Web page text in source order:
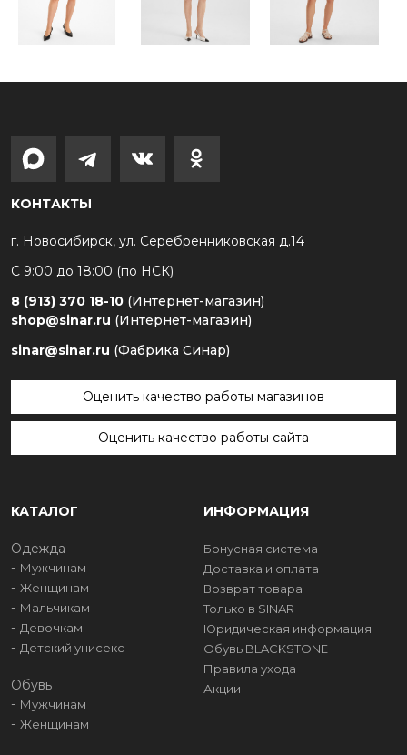
КОНТАКТЫ
г. Новосибирск, ул. Серебренниковская д.14
С 9:00 до 18:00 (по НСК)
8 (913) 370 18-10 (Интернет-магазин)
shop@sinar.ru (Интернет-магазин)
sinar@sinar.ru (Фабрика Синар)
Оценить качество работы магазинов
Оценить качество работы сайта
КАТАЛОГ
Одежда
Мужчинам
Женщинам
Мальчикам
Девочкам
Детский унисекс
Обувь
Мужчинам
Женщинам
ИНФОРМАЦИЯ
Бонусная система
Доставка и оплата
Возврат товара
Только в SINAR
Юридическая информация
Обувь BLACKSTONE
Правила ухода
Акции